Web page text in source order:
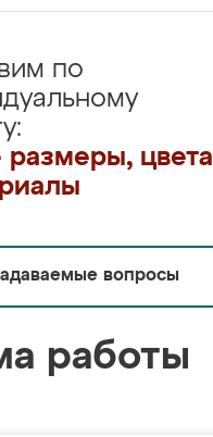
по
цвета
вопросы
работы